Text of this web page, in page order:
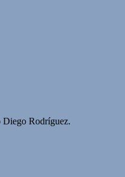
Diego Rodríguez.